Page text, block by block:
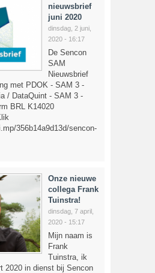
nieuwsbrief
juni 2020
dinsdag, 2 juni,
2020 - 16:17
De Sencon
SAM
Nieuwsbrief
met PDOK - SAM 3 -
/ DataQuint - SAM 3 -
BRL K14020
356b14a9d13d/sencon-
Onze nieuwe
collega Frank
Tuinstra!
dinsdag, 7 april,
2020 - 15:17
Mijn naam is
Frank
Tuinstra, ik
2020 in dienst bij Sencon